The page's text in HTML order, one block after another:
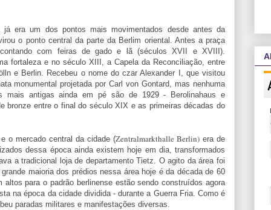
era um dos pontos mais movimentados desde antes da
o ponto central da parte da Berlim oriental. Antes a praça
com feiras de gado e lã (séculos XVII e XVIII).
fortaleza e no século XIII, a Capela da Reconciliação, entre
e Berlin. Recebeu o nome do czar Alexander I, que visitou
monumental projetada por Carl von Gontard, mas nenhuma
mais antigas ainda em pé são de 1929 - Berolinahaus e
bronze entre o final do século XIX e as primeiras décadas do
o mercado central da cidade (Zentralmarkthalle Berlin) era de
dessa época ainda existem hoje em dia, transformados
a tradicional loja de departamento Tietz. O agito da área foi
grande maioria dos prédios nessa área hoje é da década de 60
para o padrão berlinense estão sendo construídos agora
na época da cidade dividida - durante a Guerra Fria. Como é
paradas militares e manifestações diversas.